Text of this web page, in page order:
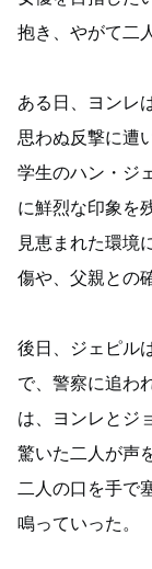
抱き、やがて二
ある日、ヨンレ
思わぬ反撃に遭
学生のハン・ジ
に鮮烈な印象を
見恵まれた環境
傷や、父親との
後日、ジェピル
で、警察に追わ
は、ヨンレとジ
驚いた二人が声
二人の口を手で
鳴っていった。